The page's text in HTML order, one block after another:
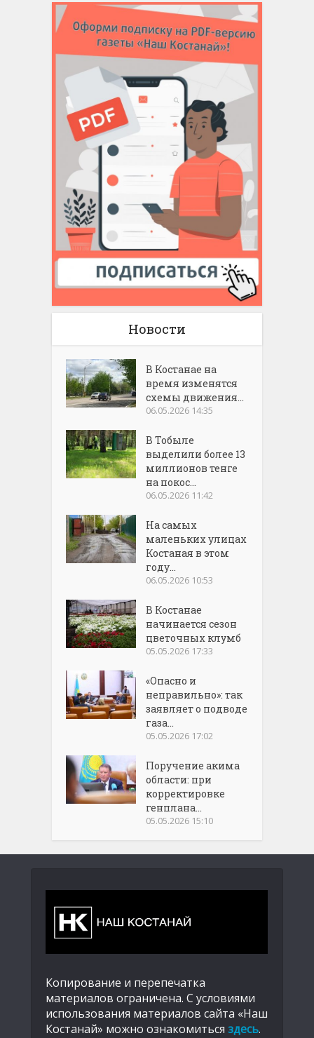
Новости
В Костанае на
время изменятся
схемы движения...
06.05.2026 14:35
В Тобыле
выделили более 13
миллионов тенге
на покос...
06.05.2026 11:42
На самых
маленьких улицах
Костаная в этом
году...
06.05.2026 10:53
В Костанае
начинается сезон
цветочных клумб
05.05.2026 17:33
«Опасно и
неправильно»: так
заявляет о подводе
газа...
05.05.2026 17:02
Поручение акима
области: при
корректировке
генплана...
05.05.2026 15:10
Копирование и перепечатка
материалов ограничена. С условиями
использования материалов сайта «Наш
Костанай» можно ознакомиться здесь.